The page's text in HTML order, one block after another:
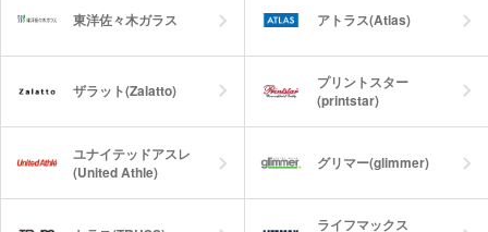
東洋佐々木ガラス アトラス(Atlas)
ザラット(Zalatto)
プリントスター
(printstar)
ユナイテッドアスレ
(United Athle)
グリマー(glimmer)
ライフマックス